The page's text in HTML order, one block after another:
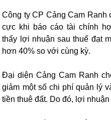
Công ty CP Cảng Cam Ranh
cực khi báo cáo tài chính
thấy lợi nhuận sau thuế đạt
hơn 40% so với cùng kỳ.
Đại diện Cảng Cam Ranh
giảm một số chi phí quản lý
tiền thuê đất. Do đó, lợi